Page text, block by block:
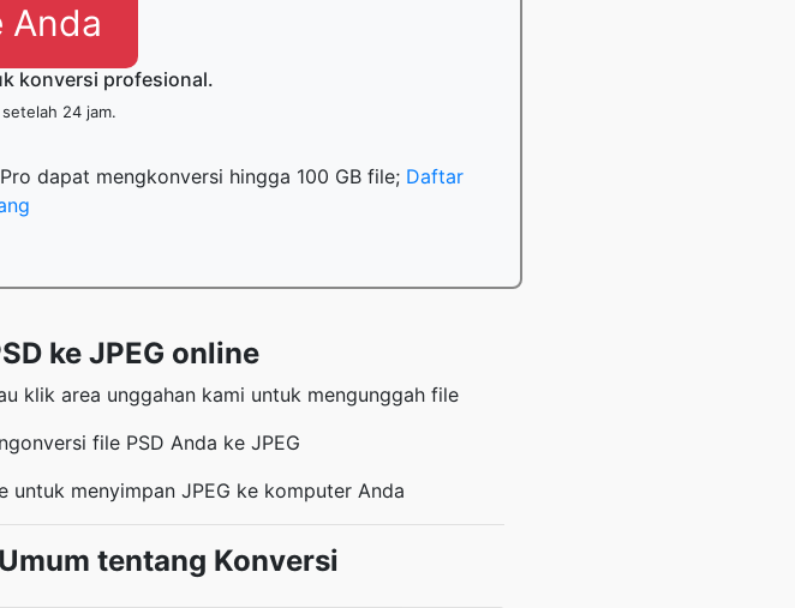
Anda
konversi profesional.
24 jam.
dapat mengkonversi hingga 100 GB file; Daftar
ke JPEG online
klik area unggahan kami untuk mengunggah file
file PSD Anda ke JPEG
untuk menyimpan JPEG ke komputer Anda
tentang Konversi